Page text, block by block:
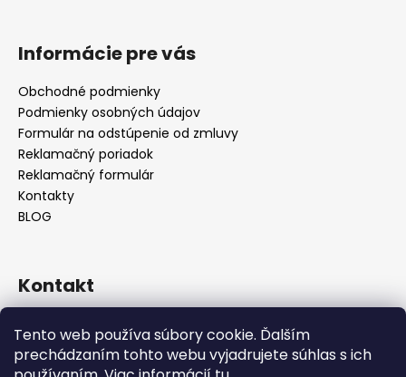
Tento web používa súbory cookie. Ďalším
prechádzaním tohto webu vyjadrujete súhlas s ich
Informácie pre vás
Obchodné podmienky
Podmienky osobných údajov
Formulár na odstúpenie od zmluvy
Reklamačný poriadok
Reklamačný formulár
Kontakty
BLOG
Kontakt
Lilos na Facebooku
lilos.sk